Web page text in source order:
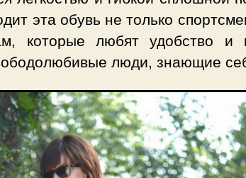
эта обувь не только
которые любят удобство и
люди, знающие